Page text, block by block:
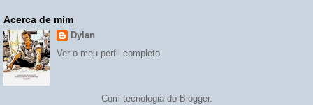
Acerca de mim
Dylan
Ver o meu perfil completo
Com tecnologia do Blogger.